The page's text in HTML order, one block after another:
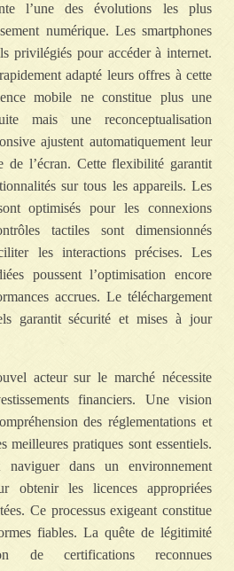
l’une des évolutions les plus
numérique. Les smartphones
privilégiés pour accéder à internet.
adapté leurs offres à cette
mobile ne constitue plus une
mais une reconceptualisation
ajustent automatiquement leur
de l’écran. Cette flexibilité garantit
sur tous les appareils. Les
optimisés pour les connexions
tactiles sont dimensionnés
les interactions précises. Les
poussent l’optimisation encore
accrues. Le téléchargement
garantit sécurité et mises à jour
acteur sur le marché nécessite
financiers. Une vision
des réglementations et
meilleures pratiques sont essentiels.
naviguer dans un environnement
obtenir les licences appropriées
Ce processus exigeant constitue
fiables. La quête de légitimité
de certifications reconnues